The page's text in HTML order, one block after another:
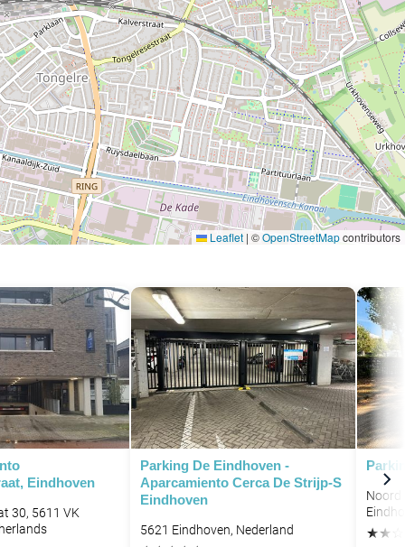
Leaflet | ©OpenStreetMapcontributors
Eindhoven
30, 5611 VK
Parking De Eindhoven -
Aparcamiento Cerca De Strijp-S
Eindhoven
5621 Eindhoven, Nederland
Noord
★★